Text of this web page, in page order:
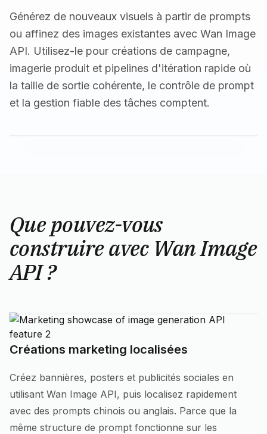
Générez de nouveaux visuels à partir de prompts
ou affinez des images existantes avec Wan Image
API. Utilisez-le pour créations de campagne,
imagerie produit et pipelines d'itération rapide où
la taille de sortie cohérente, le contrôle de prompt
et la gestion fiable des tâches comptent.
Que pouvez-vous
construire avec Wan Image
API ?
Créations marketing localisées
Créez bannières, posters et publicités sociales en
utilisant Wan Image API, puis localisez rapidement
avec des prompts chinois ou anglais. Parce que la
même structure de prompt fonctionne sur les